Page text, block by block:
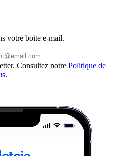
votre boite e-mail.
Consultez notre Politique de